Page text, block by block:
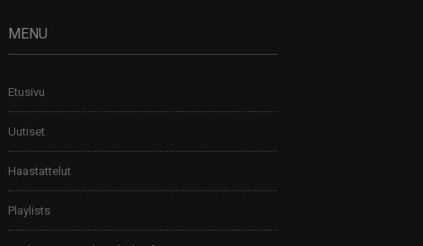
MENU
Etusivu
Uutiset
Haastattelut
Playlists